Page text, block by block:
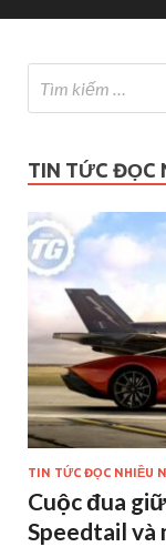
TIN TỨC ĐỌC
TIN TỨC ĐỌC NHIỀU
Cuộc đua
Speedtail và